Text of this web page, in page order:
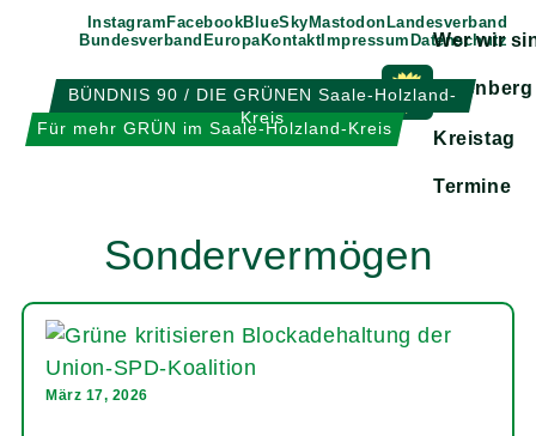
Inhalt
Instagram FacebookBlueSky Mastodon Landesverband
Bundesverband EuropaKontaktImpressum Datenschutz
BÜNDNIS 90 / DIE GRÜNEN Saale-Holzland-
Kreis
Für mehr GRÜN im Saale-Holzland-Kreis
Wer wir
Eisenberg
Zeige
Kreistag
Termine
Sondervermögen
März 17, 2026